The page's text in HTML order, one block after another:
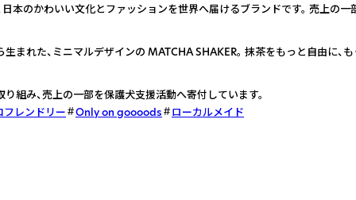
本のかわいい文化とファッションを世界へ届けるブランドです。 売上の一
まれた、ミニマルデザインの MATCHA SHAKER。 抹茶をもっと自由に、
組み、売上の一部を保護犬支援活動へ寄付しています。
フレンドリー
Only on goooods ローカルメイド